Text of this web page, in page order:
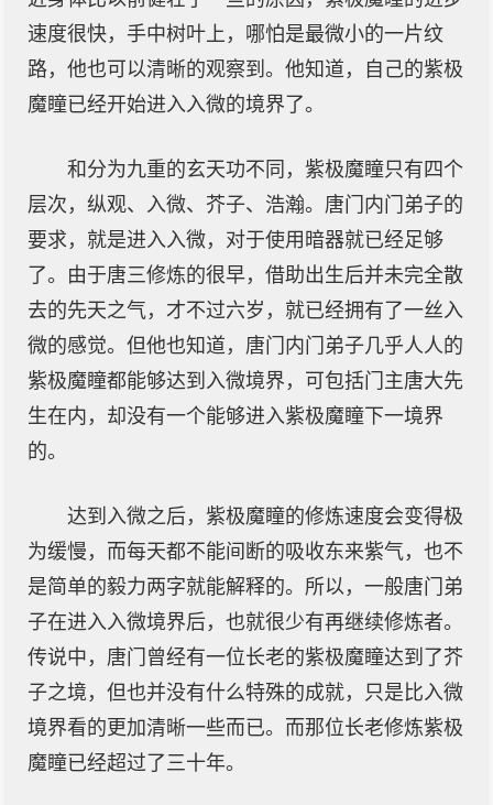
速度很快，手中树叶上，哪怕是最微小的一片纹
路，他也可以清晰的观察到。他知道，自己的紫极
魔瞳已经开始进入入微的境界了。
和分为九重的玄天功不同，紫极魔瞳只有四个
层次，纵观、入微、芥子、浩瀚。唐门内门弟子的
要求，就是进入入微，对于使用暗器就已经足够
了。由于唐三修炼的很早，借助出生后并未完全散
去的先天之气，才不过六岁，就已经拥有了一丝入
微的感觉。但他也知道，唐门内门弟子几乎人人的
紫极魔瞳都能够达到入微境界，可包括门主唐大先
生在内，却没有一个能够进入紫极魔瞳下一境界
的。
达到入微之后，紫极魔瞳的修炼速度会变得极
为缓慢，而每天都不能间断的吸收东来紫气，也不
是简单的毅力两字就能解释的。所以，一般唐门弟
子在进入入微境界后，也就很少有再继续修炼者。
传说中，唐门曾经有一位长老的紫极魔瞳达到了芥
子之境，但也并没有什么特殊的成就，只是比入微
境界看的更加清晰一些而已。而那位长老修炼紫极
魔瞳已经超过了三十年。